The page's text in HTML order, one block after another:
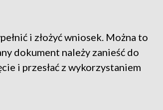
i złożyć wniosek. Można to
dokument należy zanieść do
i przesłać z wykorzystaniem